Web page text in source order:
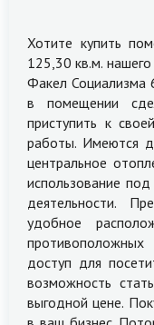
Хотите купить
125,30 кв.м.
Факел Социализма
в помещении
приступить к
работы. Имеются
центральное
использование
деятельности.
удобное
доступ для
возможность
выгодной цене.